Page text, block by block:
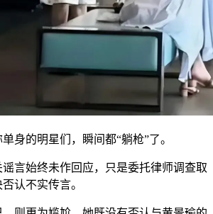
的明星们，瞬间都“躺枪”了。
始终未作回应，只是委托律师调查取
认不实传言。